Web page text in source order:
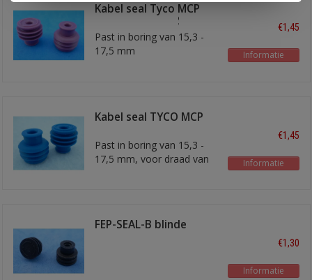
Kabel seal Tyco MCP
9.5 paars 6 mm2
Past in boring van 15,3 -
17,5 mm
€1,45
Informatie
Kabel seal TYCO MCP
Past in boring van 15,3 -
17,5 mm, voor draad van
€1,45
Informatie
FEP-SEAL-B blinde
€1,30
Informatie